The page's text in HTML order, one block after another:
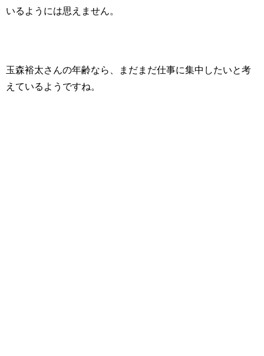
いるようには思えません。
玉森裕太さんの年齢なら、まだまだ仕事に集中したいと考
えているようですね。